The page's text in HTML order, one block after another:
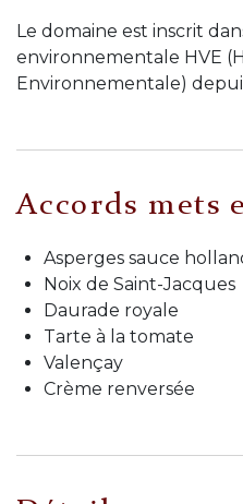
Le domaine est inscrit
environnementale HVE
Environnementale)
Accords mets
Asperges sauce
Noix de Saint-Jacques
Daurade royale
Tarte à la tomate
Valençay
Crème renversée